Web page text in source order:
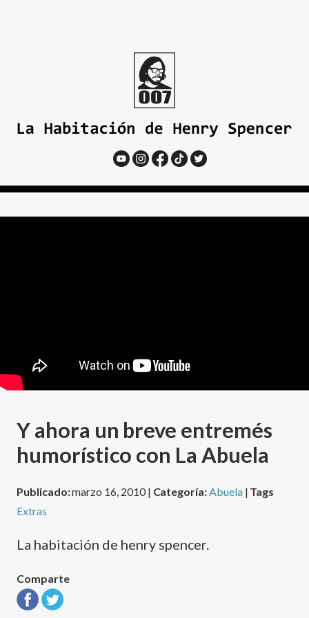
Y ahora un breve entremés
humorí­stico con La Abuela
Publicado:marzo 16, 2010 | Categoría: Abuela| Tags
Extras
La habitación de henry spencer.
Comparte